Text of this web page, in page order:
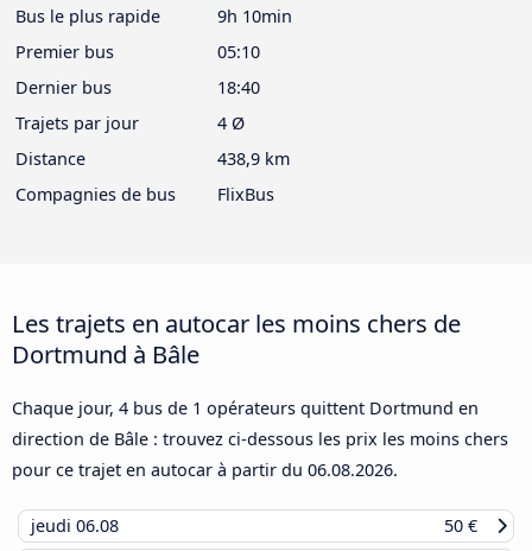
Bus le plus rapide
9h 10min
Premier bus
05:10
Dernier bus
18:40
Trajets par jour
4 Ø
Distance
438,9 km
Compagnies de bus
FlixBus
Les trajets en autocar les moins chers de
Dortmund à Bâle
Chaque jour, 4 bus de 1 opérateurs quittent Dortmund en
direction de Bâle : trouvez ci-dessous les prix les moins chers
pour ce trajet en autocar à partir du 06.08.2026.
jeudi 06.08
50 €